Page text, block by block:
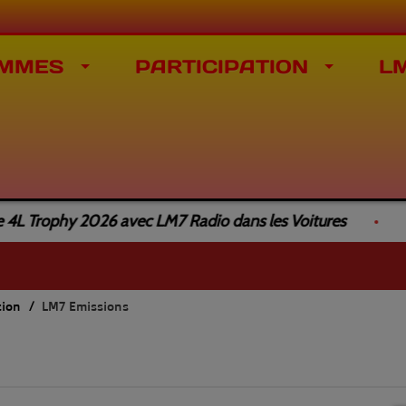
PARTICIPATION
Trophy 2026 avec LM7 Radio dans les Voitures
LM7 Emissions